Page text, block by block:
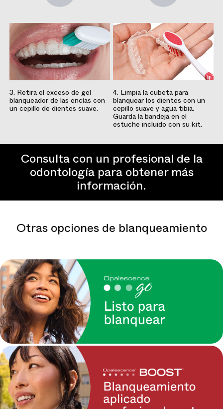
3. Retira el exceso de gel
blanqueador de las encías con
un cepillo de dientes suave.
4. Limpia la cubeta para
blanquear los dientes con un
cepillo suave y agua tibia.
Guarda la bandeja en el
estuche incluido con su kit.
Consulta con un profesional de la
odontología para obtener más
información.
Otras opciones de blanqueamiento